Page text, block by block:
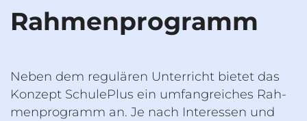
Rah­men­pro­gramm
Neben dem re­gu­lä­ren Un­ter­richt bie­tet das
Kon­zept SchuleP­lus ein um­fang­rei­ches Rah­
men­pro­gramm an. Je nach In­ter­es­sen und